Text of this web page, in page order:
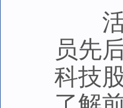
活
员先
科技